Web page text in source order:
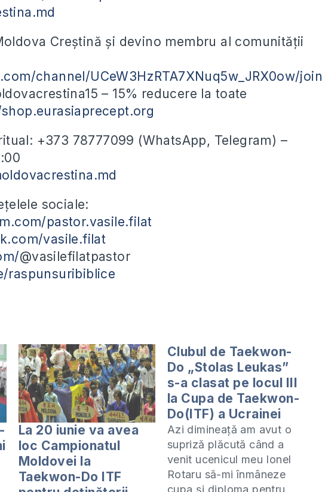
Creștină și devino membru al comunității
channel/UCeW3HzRTA7XNuq5w_JRX0ow/join
– 15% reducere la toate
+373 78777099 (WhatsApp, Telegram) –
sociale:
pastor.vasile.filat
vasile.filat
@vasilefilatpastor
raspunsuribiblice
La 20 iunie va avea
loc Campionatul
Moldovei la
Taekwon-Do ITF
Clubul de Taekwon-
Do „Stolas Leukas”
s-a clasat pe locul III
la Cupa de Taekwon-
Do(ITF) a Ucrainei
Azi dimineață am avut o
supriză plăcută când a
venit ucenicul meu Ionel
Rotaru să-mi înmâneze